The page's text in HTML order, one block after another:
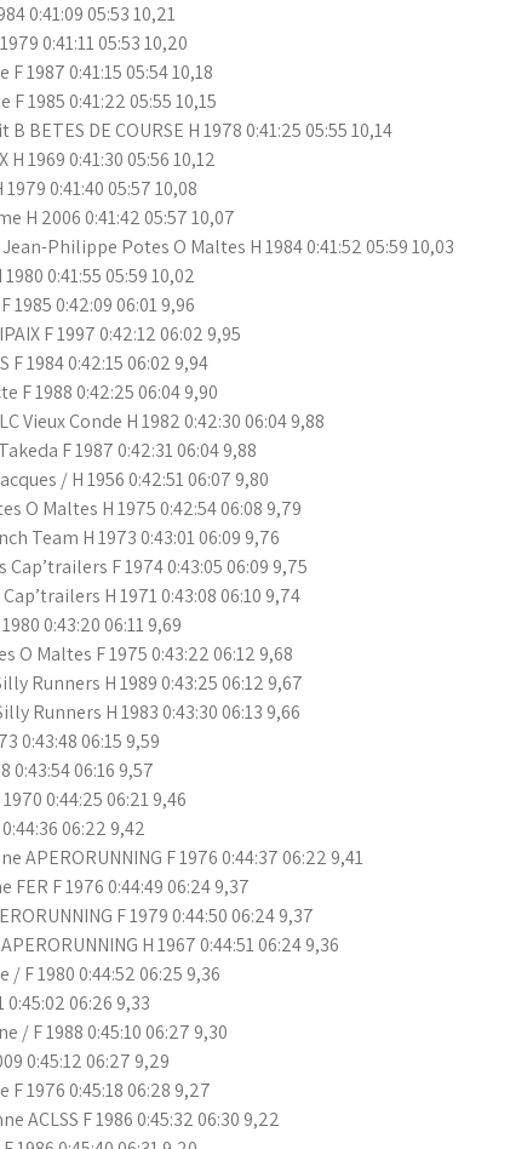
0:41:09 05:53 10,21
0:41:11 05:53 10,20
F 1987 0:41:15 05:54 10,18
F 1985 0:41:22 05:55 10,15
BETES DE COURSE H 1978 0:41:25 05:55 10,14
H 1969 0:41:30 05:56 10,12
0:41:40 05:57 10,08
H 2006 0:41:42 05:57 10,07
Jean-Philippe Potes O Maltes H 1984 0:41:52 05:59 10,03
0:41:55 05:59 10,02
1985 0:42:09 06:01 9,96
F 1997 0:42:12 06:02 9,95
F 1984 0:42:15 06:02 9,94
F 1988 0:42:25 06:04 9,90
Vieux Conde H 1982 0:42:30 06:04 9,88
F 1987 0:42:31 06:04 9,88
/ H 1956 0:42:51 06:07 9,80
O Maltes H 1975 0:42:54 06:08 9,79
Team H 1973 0:43:01 06:09 9,76
Cap’trailers F 1974 0:43:05 06:09 9,75
H 1971 0:43:08 06:10 9,74
0:43:20 06:11 9,69
O Maltes F 1975 0:43:22 06:12 9,68
Runners H 1989 0:43:25 06:12 9,67
Runners H 1983 0:43:30 06:13 9,66
0:43:48 06:15 9,59
0:43:54 06:16 9,57
0:44:25 06:21 9,46
06:22 9,42
APERORUNNING F 1976 0:44:37 06:22 9,41
FER F 1976 0:44:49 06:24 9,37
F 1979 0:44:50 06:24 9,37
H 1967 0:44:51 06:24 9,36
/ F 1980 0:44:52 06:25 9,36
0:45:02 06:26 9,33
/ F 1988 0:45:10 06:27 9,30
0:45:12 06:27 9,29
F 1976 0:45:18 06:28 9,27
ACLSS F 1986 0:45:32 06:30 9,22